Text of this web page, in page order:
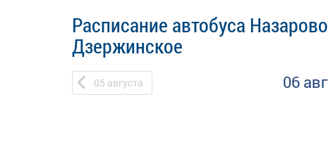
Расписание автобуса
Дзержинское
05 августа 06